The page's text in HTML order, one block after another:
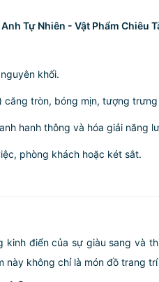
Tự Nhiên - Vật Phẩm Chiêu
khối.
căng tròn, bóng mịn, tượng
hanh thông và hóa giải năng
phòng khách hoặc két sắt.
kinh điển của sự giàu sang và
không chỉ là món đồ trang